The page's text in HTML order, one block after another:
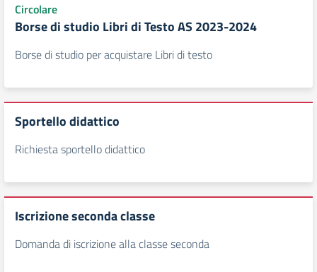
Circolare
Borse di studio Libri di Testo AS 2023-2024
Borse di studio per acquistare Libri di testo
Sportello didattico
Richiesta sportello didattico
Iscrizione seconda classe
Domanda di iscrizione alla classe seconda